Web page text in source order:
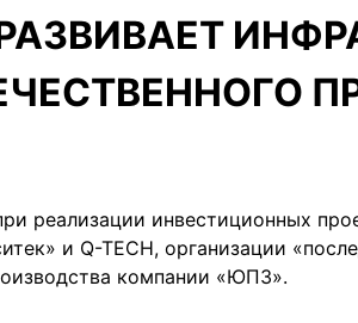
реализации инвестиционных
и Q-TECH, организации
компании «ЮПЗ».